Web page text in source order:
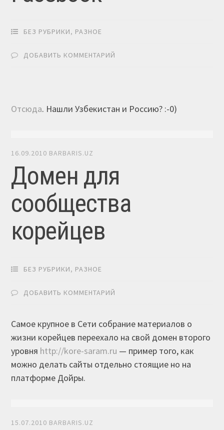
БЕЗ РУБРИКИ, РАЗНОЕ
ДОБАВИТЬ КОММЕНТАРИЙ
Отсюда. Нашли Узбекистан и Россию? :-0)
16.09.2010 BARBARIS.UZ
Домен для
сообщества
корейцев
БЕЗ РУБРИКИ, РАЗНОЕ
ДОБАВИТЬ КОММЕНТАРИЙ
Самое крупное в Сети собрание материалов о
жизни корейцев переехало на свой домен второго
уровня http://kore-saram.ru — пример того, как
можно делать сайты отдельно стоящие но на
платформе Дойры.
15.07.2010 BARBARIS.UZ